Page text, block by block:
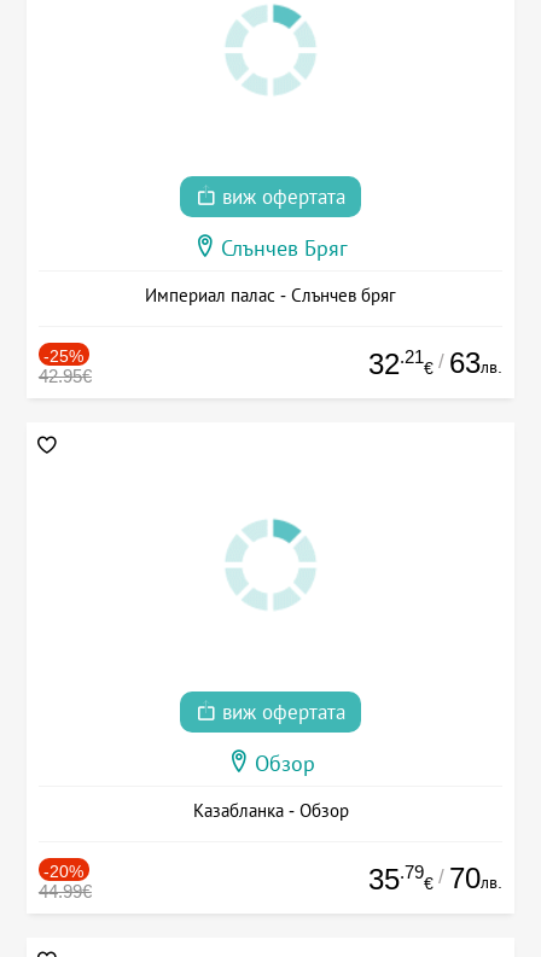
виж офертата
Слънчев Бряг
Империал палас - Слънчев бряг
-25%
42.95€ 32.21
€ / 63лв.
виж офертата
Обзор
Казабланка - Обзор
-20%
44.99€ 35.79
€ / 70лв.